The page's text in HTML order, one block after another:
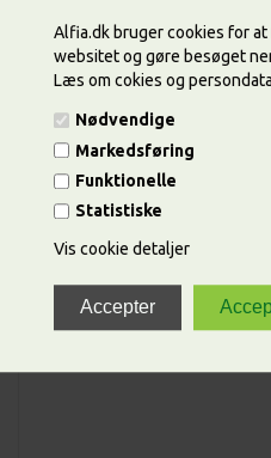
Alfia.dk bruger cookies for
websitet og gøre besøget
Læs om cokies og
Nødvendige
Markedsføring
Funktionelle
Statistiske
Vis cookie detaljer
ANTAL
Lager :
Varen
Lev. :
0 dage